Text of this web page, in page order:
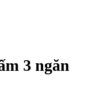
3 ngăn